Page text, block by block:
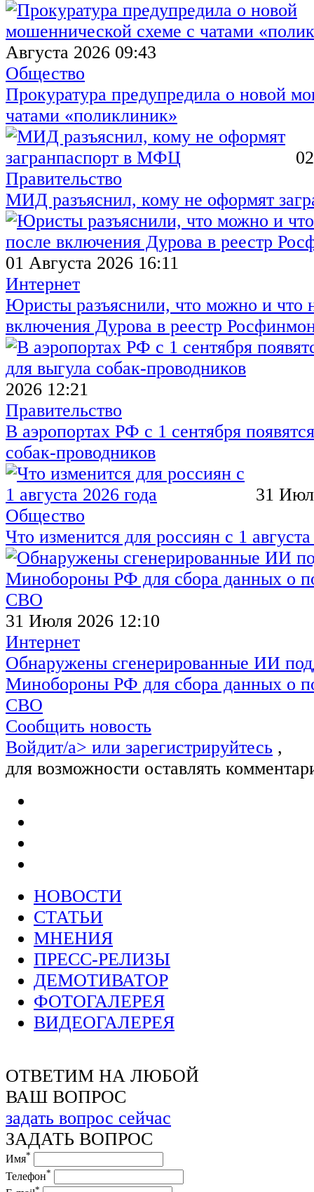
Августа 2026 09:43
Общество
Прокуратура предупредила о новой
чатами «поликлиник»
Правительство
МИД разъяснил, кому не оформят
01 Августа 2026 16:11
Интернет
Юристы разъяснили, что можно и что
включения Дурова в реестр
2026 12:21
Правительство
В аэропортах РФ с 1 сентября
собак-проводников
31
Общество
Что изменится для россиян с 1
31 Июля 2026 12:10
Интернет
Обнаружены сгенерированные ИИ
Минобороны РФ для сбора данных о
СВО
Сообщить новость
Войдит/a> или зарегистрируйтесь ,
для возможности оставлять
НОВОСТИ
СТАТЬИ
МНЕНИЯ
ПРЕСС-РЕЛИЗЫ
ДЕМОТИВАТОР
ФОТОГАЛЕРЕЯ
ВИДЕОГАЛЕРЕЯ
ОТВЕТИМ НА ЛЮБОЙ
ВАШ ВОПРОС
задать вопрос сейчас
ЗАДАТЬ ВОПРОС
Имя*
Телефон*
*